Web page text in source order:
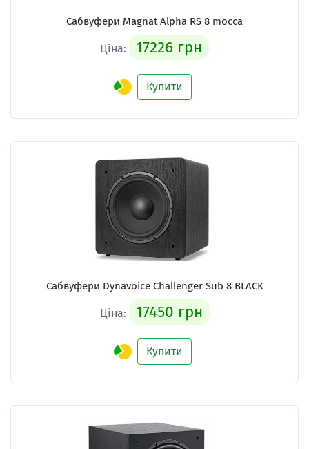
Сабвуфери Magnat Alpha RS 8 mocca
Ціна: 17226 грн
Купити
Сабвуфери Dynavoice Challenger Sub 8 BLACK
Ціна: 17450 грн
Купити